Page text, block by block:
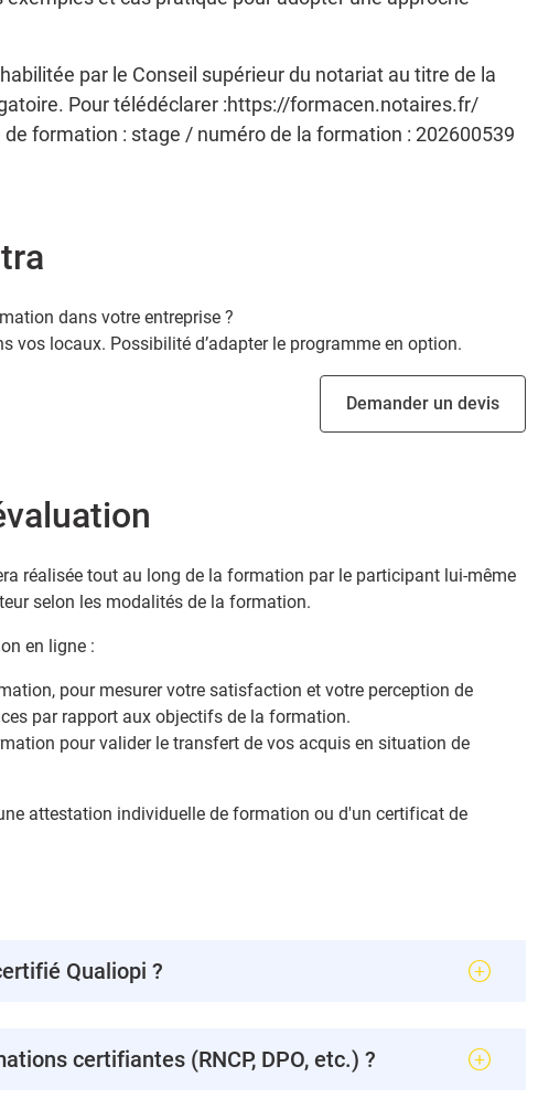
par le Conseil supérieur du notariat au titre de la
Pour télédéclarer :https://formacen.notaires.fr/
formation : stage / numéro de la formation : 202600539
dans votre entreprise ?
vos locaux. Possibilité d’adapter le programme en option.
Demander un devis
réalisée tout au long de la formation par le participant lui-même
selon les modalités de la formation.
en ligne :
pour mesurer votre satisfaction et votre perception de
par rapport aux objectifs de la formation.
pour valider le transfert de vos acquis en situation de
attestation individuelle de formation ou d'un certificat de
Qualiopi ?
certifiantes (RNCP, DPO, etc.) ?